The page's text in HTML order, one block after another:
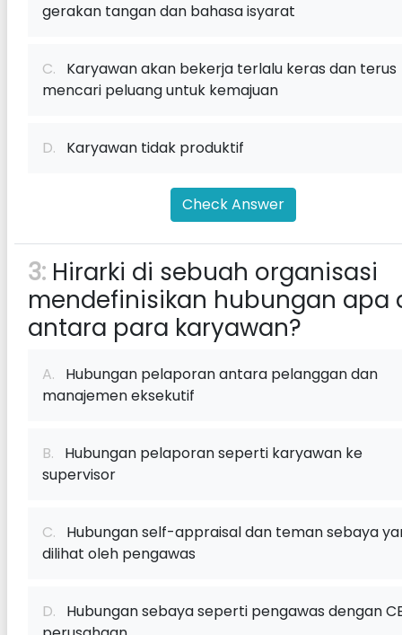
gerakan tangan dan bahasa isyarat
C. Karyawan akan bekerja terlalu keras dan terus
mencari peluang untuk kemajuan
D. Karyawan tidak produktif
Check Answer
3: Hirarki di sebuah organisasi
mendefinisikan hubungan apa
antara para karyawan?
A. Hubungan pelaporan antara pelanggan dan
manajemen eksekutif
B. Hubungan pelaporan seperti karyawan ke
supervisor
C. Hubungan self-appraisal dan teman sebaya
dilihat oleh pengawas
D. Hubungan sebaya seperti pengawas dengan